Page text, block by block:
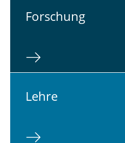
For­schung
Lehre